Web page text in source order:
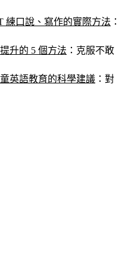
練口說、寫作的實際方法 ：
升的 5 個方法 ：克服不敢
英語教育的科學建議 ：對